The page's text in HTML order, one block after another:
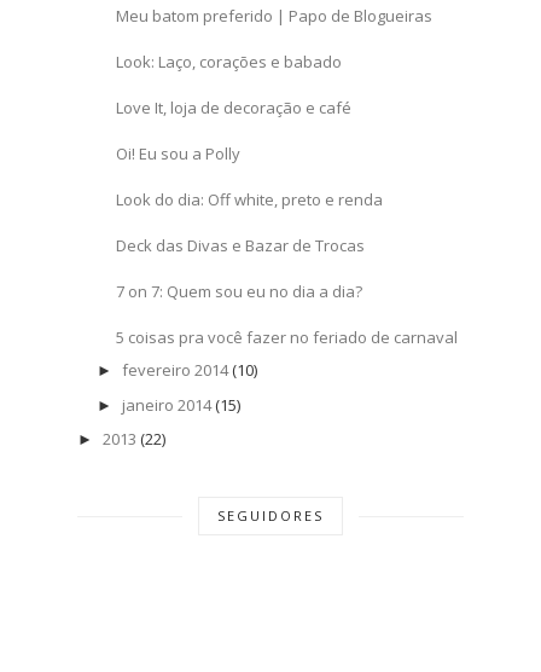
Meu batom preferido | Papo de Blogueiras
Look: Laço, corações e babado
Love It, loja de decoração e café
Oi! Eu sou a Polly
Look do dia: Off white, preto e renda
Deck das Divas e Bazar de Trocas
7 on 7: Quem sou eu no dia a dia?
5 coisas pra você fazer no feriado de carnaval
► fevereiro 2014 (10)
► janeiro 2014 (15)
► 2013 (22)
SEGUIDORES